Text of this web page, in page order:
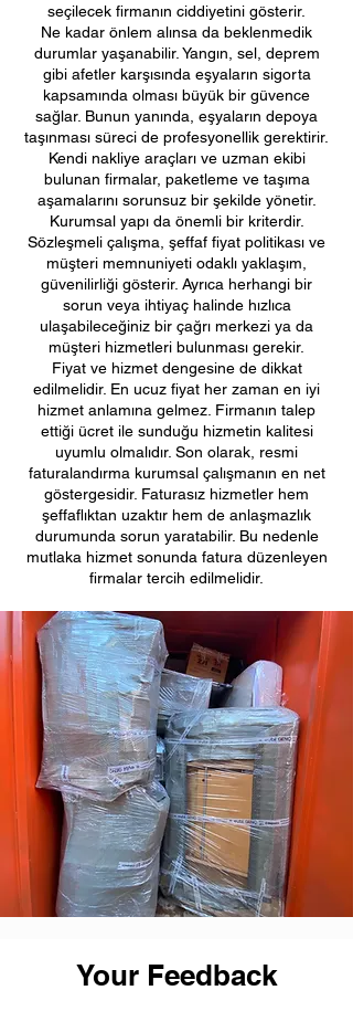
seçilecek firmanın ciddiyetini gösterir.
Ne kadar önlem alınsa da beklenmedik
durumlar yaşanabilir. Yangın, sel, deprem
gibi afetler karşısında eşyaların sigorta
kapsamında olması büyük bir güvence
sağlar. Bunun yanında, eşyaların depoya
taşınması süreci de profesyonellik gerektirir.
Kendi nakliye araçları ve uzman ekibi
bulunan firmalar, paketleme ve taşıma
aşamalarını sorunsuz bir şekilde yönetir.
Kurumsal yapı da önemli bir kriterdir.
Sözleşmeli çalışma, şeffaf fiyat politikası ve
müşteri memnuniyeti odaklı yaklaşım,
güvenilirliği gösterir. Ayrıca herhangi bir
sorun veya ihtiyaç halinde hızlıca
ulaşabileceğiniz bir çağrı merkezi ya da
müşteri hizmetleri bulunması gerekir.
Fiyat ve hizmet dengesine de dikkat
edilmelidir. En ucuz fiyat her zaman en iyi
hizmet anlamına gelmez. Firmanın talep
ettiği ücret ile sunduğu hizmetin kalitesi
uyumlu olmalıdır. Son olarak, resmi
faturalandırma kurumsal çalışmanın en net
göstergesidir. Faturasız hizmetler hem
şeffaflıktan uzaktır hem de anlaşmazlık
durumunda sorun yaratabilir. Bu nedenle
mutlaka hizmet sonunda fatura düzenleyen
firmalar tercih edilmelidir.
Your Feedback